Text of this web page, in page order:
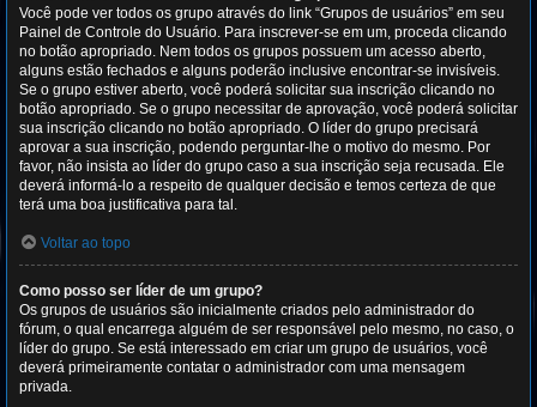
Você pode ver todos os grupo através do link “Grupos de usuários” em seu
Painel de Controle do Usuário. Para inscrever-se em um, proceda clicando
no botão apropriado. Nem todos os grupos possuem um acesso aberto,
alguns estão fechados e alguns poderão inclusive encontrar-se invisíveis.
Se o grupo estiver aberto, você poderá solicitar sua inscrição clicando no
botão apropriado. Se o grupo necessitar de aprovação, você poderá solicitar
sua inscrição clicando no botão apropriado. O líder do grupo precisará
aprovar a sua inscrição, podendo perguntar-lhe o motivo do mesmo. Por
favor, não insista ao líder do grupo caso a sua inscrição seja recusada. Ele
deverá informá-lo a respeito de qualquer decisão e temos certeza de que
terá uma boa justificativa para tal.
Voltar ao topo
Como posso ser líder de um grupo?
Os grupos de usuários são inicialmente criados pelo administrador do
fórum, o qual encarrega alguém de ser responsável pelo mesmo, no caso, o
líder do grupo. Se está interessado em criar um grupo de usuários, você
deverá primeiramente contatar o administrador com uma mensagem
privada.